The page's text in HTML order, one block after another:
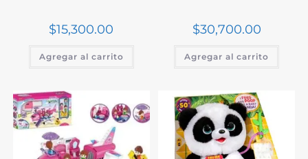
$15,300.00
Agregar al carrito
$30,700.00
Agregar al carrito